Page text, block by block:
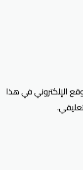
الإلكتروني في هذا